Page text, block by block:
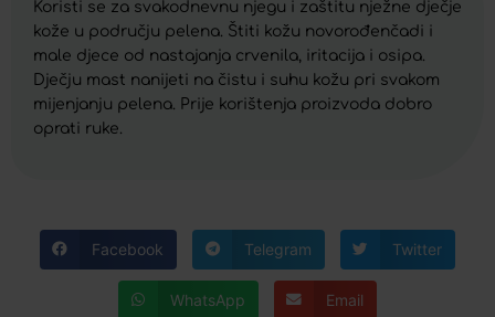
Koristi se za svakodnevnu njegu i zaštitu nježne dječje
kože u području pelena. Štiti kožu novorođenčadi i
male djece od nastajanja crvenila, iritacija i osipa.
Dječju mast nanijeti na čistu i suhu kožu pri svakom
mijenjanju pelena. Prije korištenja proizvoda dobro
oprati ruke.
Facebook Telegram Twitter
WhatsApp Email